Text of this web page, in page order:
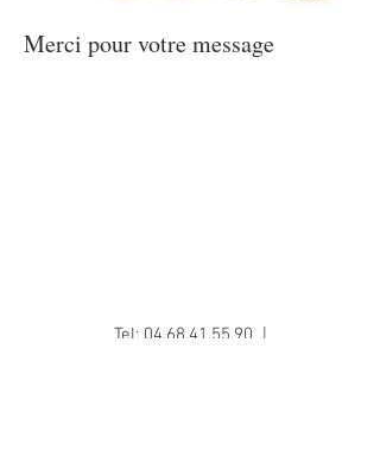
Merci pour votre message
Tel: 04.68.41.55.90 |